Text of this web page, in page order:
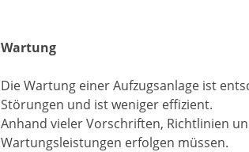
Wartung
Die Wartung einer Aufzugsanlage ist
Störungen und ist weniger effizient.
Anhand vieler Vorschriften, Richtlinien
Wartungsleistungen erfolgen müssen.